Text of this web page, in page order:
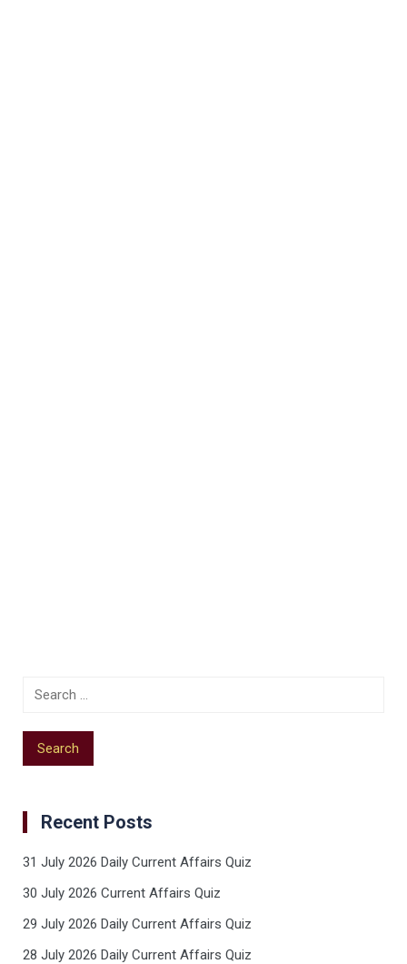
Recent Posts
31 July 2026 Daily Current Affairs Quiz
30 July 2026 Current Affairs Quiz
29 July 2026 Daily Current Affairs Quiz
28 July 2026 Daily Current Affairs Quiz